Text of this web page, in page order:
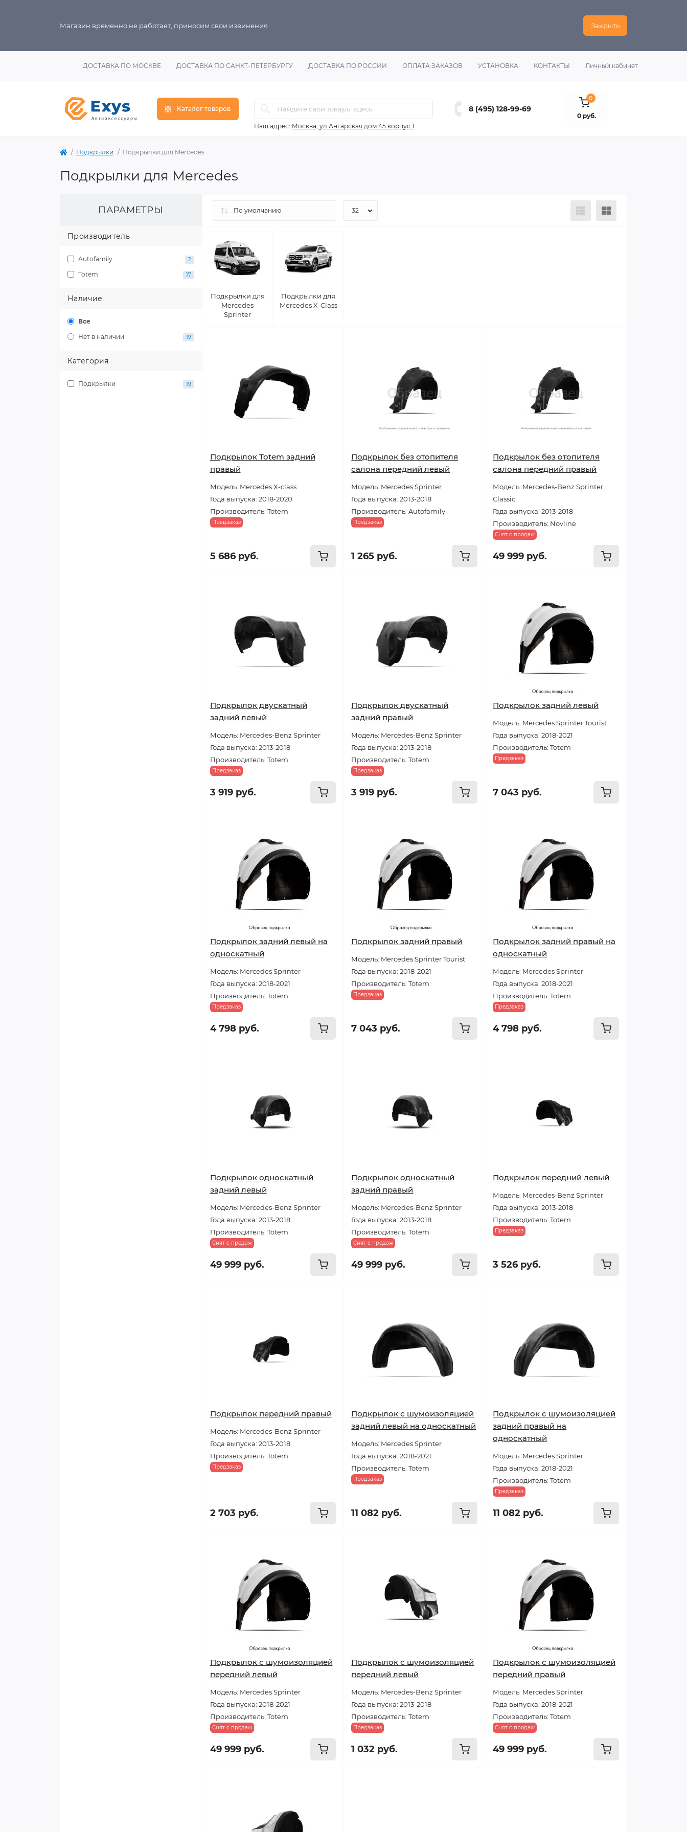
Магазин временно не работает, приносим свои извинения Закрыть
ДОСТАВКА ПО МОСКВЕ ДОСТАВКА ПО САНКТ-ПЕТЕРБУРГУ ДОСТАВКА ПО РОССИИ ОПЛАТА ЗАКАЗОВ УСТАНОВКА КОНТАКТЫ Личный кабинет
Каталог товаров
Наш адрес: Москва, ул Ангарская дом 45 корпус 1
8 (495) 128-99-69
0
0 руб.
Подкрылки Подкрылки для Mercedes
Подкрылки для Mercedes
ПАРАМЕТРЫ
Производитель
Autofamily 2
Totem 17
Наличие
Все
Нет в наличии
19
Категория
Подкрылки 19
Подкрылки для
Mercedes
Sprinter
Подкрылки для
Mercedes X-Class
Подкрылок Totem задний
правый
Модель: Mercedes X-class
Года выпуска: 2018-2020
Производитель: Totem
Предзаказ
5 686 руб.
Подкрылок без отопителя
салона передний левый
Модель: Mercedes Sprinter
Года выпуска: 2013-2018
Производитель: Autofamily
Предзаказ
1 265 руб.
Подкрылок без отопителя
салона передний правый
Модель: Mercedes-Benz Sprinter
Classic
Года выпуска: 2013-2018
Производитель: Novline
Снят с продаж
49 999 руб.
Подкрылок двускатный
задний левый
Модель: Mercedes-Benz Sprinter
Года выпуска: 2013-2018
Производитель: Totem
Предзаказ
3 919 руб.
Подкрылок двускатный
задний правый
Модель: Mercedes-Benz Sprinter
Года выпуска: 2013-2018
Производитель: Totem
Предзаказ
3 919 руб.
Подкрылок задний левый
Модель: Mercedes Sprinter Tourist
Года выпуска: 2018-2021
Производитель: Totem
Предзаказ
7 043 руб.
Подкрылок задний левый на
односкатный
Модель: Mercedes Sprinter
Года выпуска: 2018-2021
Производитель: Totem
Предзаказ
4 798 руб.
Подкрылок задний правый
Модель: Mercedes Sprinter Tourist
Года выпуска: 2018-2021
Производитель: Totem
Предзаказ
7 043 руб.
Подкрылок задний правый на
односкатный
Модель: Mercedes Sprinter
Года выпуска: 2018-2021
Производитель: Totem
Предзаказ
4 798 руб.
Подкрылок односкатный
задний левый
Модель: Mercedes-Benz Sprinter
Года выпуска: 2013-2018
Производитель: Totem
Снят с продаж
49 999 руб.
Подкрылок односкатный
задний правый
Модель: Mercedes-Benz Sprinter
Года выпуска: 2013-2018
Производитель: Totem
Снят с продаж
49 999 руб.
Подкрылок передний левый
Модель: Mercedes-Benz Sprinter
Года выпуска: 2013-2018
Производитель: Totem
Предзаказ
3 526 руб.
Подкрылок передний правый
Модель: Mercedes-Benz Sprinter
Года выпуска: 2013-2018
Производитель: Totem
Предзаказ
2 703 руб.
Подкрылок с шумоизоляцией
задний левый на односкатный
Модель: Mercedes Sprinter
Года выпуска: 2018-2021
Производитель: Totem
Предзаказ
11 082 руб.
Подкрылок с шумоизоляцией
задний правый на
односкатный
Модель: Mercedes Sprinter
Года выпуска: 2018-2021
Производитель: Totem
Предзаказ
11 082 руб.
Подкрылок с шумоизоляцией
передний левый
Модель: Mercedes Sprinter
Года выпуска: 2018-2021
Производитель: Totem
Снят с продаж
49 999 руб.
Подкрылок с шумоизоляцией
передний левый
Модель: Mercedes-Benz Sprinter
Года выпуска: 2013-2018
Производитель: Totem
Предзаказ
1 032 руб.
Подкрылок с шумоизоляцией
передний правый
Модель: Mercedes Sprinter
Года выпуска: 2018-2021
Производитель: Totem
Снят с продаж
49 999 руб.